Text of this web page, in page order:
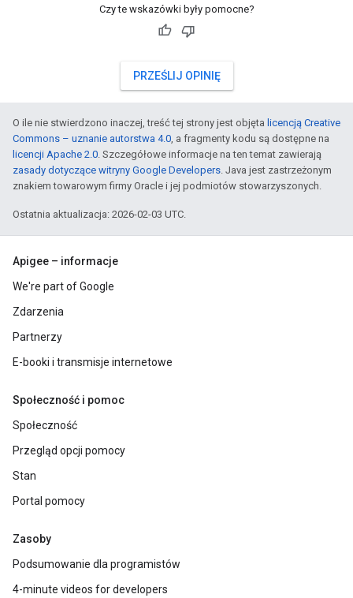
Czy te wskazówki były pomocne?
PRZEŚLIJ OPINIĘ
O ile nie stwierdzono inaczej, treść tej strony jest objęta licencją Creative
Commons – uznanie autorstwa 4.0, a fragmenty kodu są dostępne na
licencji Apache 2.0. Szczegółowe informacje na ten temat zawierają
zasady dotyczące witryny Google Developers. Java jest zastrzeżonym
znakiem towarowym firmy Oracle i jej podmiotów stowarzyszonych.
Ostatnia aktualizacja: 2026-02-03 UTC.
Apigee – informacje
We're part of Google
Zdarzenia
Partnerzy
E-booki i transmisje internetowe
Społeczność i pomoc
Społeczność
Przegląd opcji pomocy
Stan
Portal pomocy
Zasoby
Podsumowanie dla programistów
4-minute videos for developers